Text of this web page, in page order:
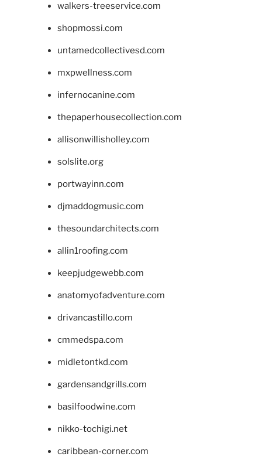
walkers-treeservice.com
shopmossi.com
untamedcollectivesd.com
mxpwellness.com
infernocanine.com
thepaperhousecollection.com
allisonwillisholley.com
solslite.org
portwayinn.com
djmaddogmusic.com
thesoundarchitects.com
allin1roofing.com
keepjudgewebb.com
anatomyofadventure.com
drivancastillo.com
cmmedspa.com
midletontkd.com
gardensandgrills.com
basilfoodwine.com
nikko-tochigi.net
caribbean-corner.com